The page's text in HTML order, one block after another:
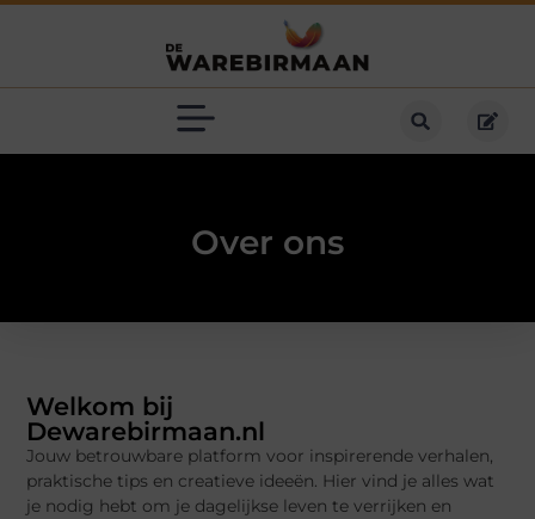
Over ons
Welkom bij
Dewarebirmaan.nl
Jouw betrouwbare platform voor inspirerende verhalen,
praktische tips en creatieve ideeën. Hier vind je alles wat
je nodig hebt om je dagelijkse leven te verrijken en